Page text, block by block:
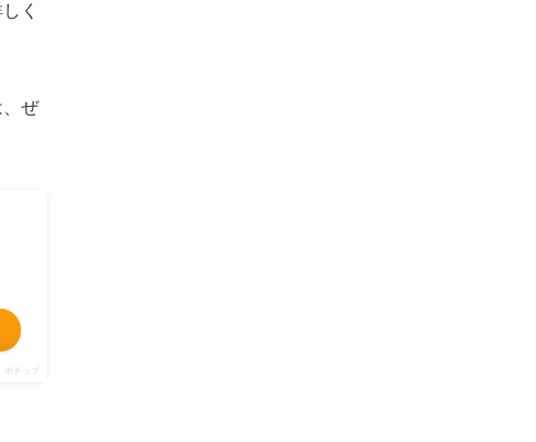
く
ぜ
ポチップ